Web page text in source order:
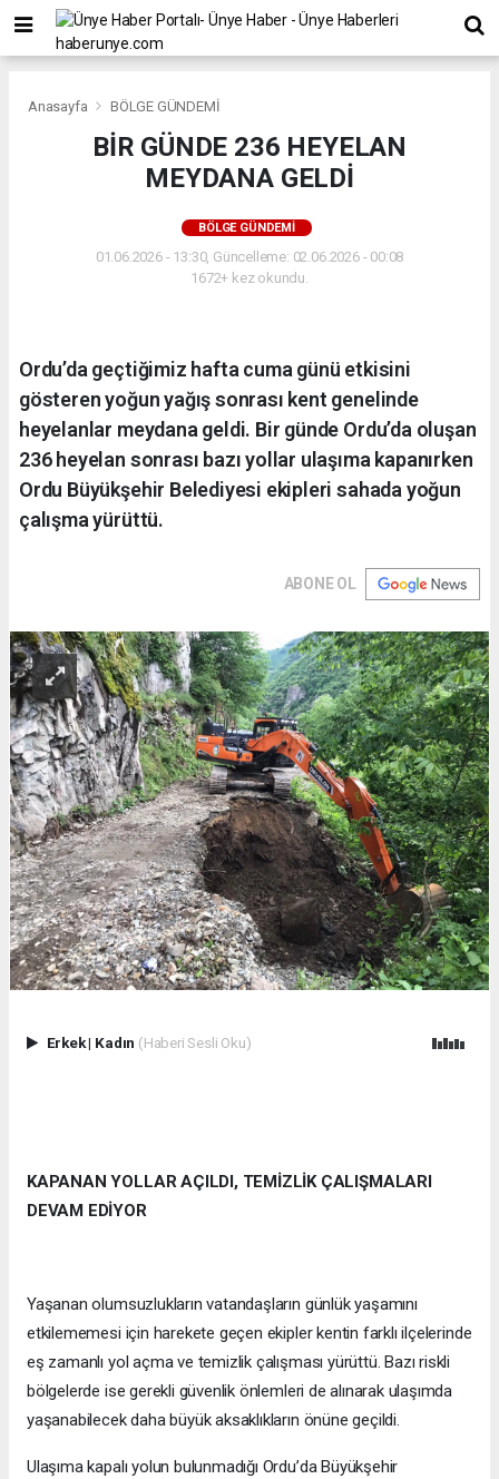
Anasayfa BÖLGE GÜNDEMİ
BİR GÜNDE 236 HEYELAN
MEYDANA GELDİ
BÖLGE GÜNDEMİ
01.06.2026 - 13:30, Güncelleme: 02.06.2026 - 00:08
1672+ kez okundu.
Ordu’da geçtiğimiz hafta cuma günü etkisini
gösteren yoğun yağış sonrası kent genelinde
heyelanlar meydana geldi. Bir günde Ordu’da oluşan
236 heyelan sonrası bazı yollar ulaşıma kapanırken
Ordu Büyükşehir Belediyesi ekipleri sahada yoğun
çalışma yürüttü.
ABONE OL
Erkek| Kadın (Haberi Sesli Oku)
KAPANAN YOLLAR AÇILDI, TEMİZLİK ÇALIŞMALARI
DEVAM EDİYOR
Yaşanan olumsuzlukların vatandaşların günlük yaşamını
etkilememesi için harekete geçen ekipler kentin farklı ilçelerinde
eş zamanlı yol açma ve temizlik çalışması yürüttü. Bazı riskli
bölgelerde ise gerekli güvenlik önlemleri de alınarak ulaşımda
yaşanabilecek daha büyük aksaklıkların önüne geçildi.
Ulaşıma kapalı yolun bulunmadığı Ordu’da Büyükşehir